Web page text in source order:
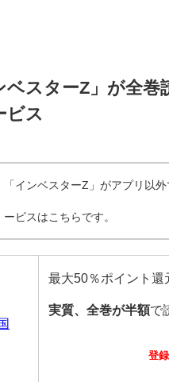
ベスターZ」が全巻
ビス
「インベスターZ」がアプリ以
ービスはこちらです。
最大50％ポイント還
実質、全巻が半額で
登